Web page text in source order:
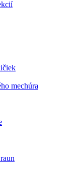
mechúra